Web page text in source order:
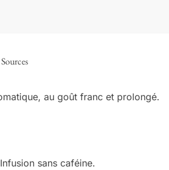
Sources
au goût franc et prolongé.
sans caféine.